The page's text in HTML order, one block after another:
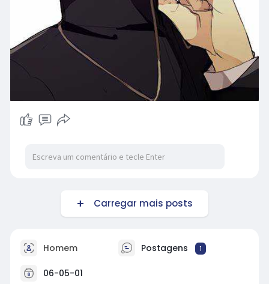
Carregar mais posts
Homem Postagens 1
06-05-01